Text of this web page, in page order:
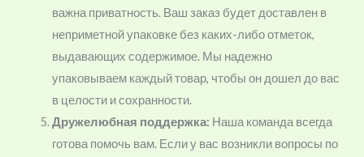
важна приватность. Ваш заказ будет доставлен в
неприметной упаковке без каких-либо отметок,
выдавающих содержимое. Мы надежно
упаковываем каждый товар, чтобы он дошел до вас
в целости и сохранности.
Дружелюбная поддержка: Наша команда всегда
готова помочь вам. Если у вас возникли вопросы по